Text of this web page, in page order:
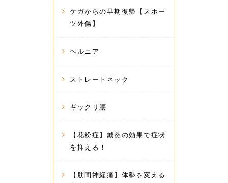
ケガからの早期復帰【スポー
ツ外傷】
ヘルニア
ストレートネック
ギックリ腰
【花粉症】鍼灸の効果で症状
を抑える！
【肋間神経痛】体勢を変える